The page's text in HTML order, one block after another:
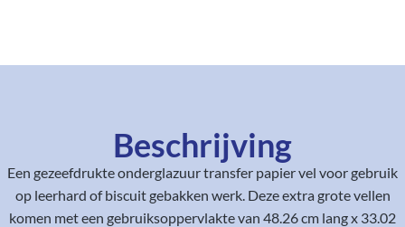
Beschrijving
Een gezeefdrukte onderglazuur transfer papier vel voor gebruik
op leerhard of biscuit gebakken werk. Deze extra grote vellen
komen met een gebruiksoppervlakte van 48.26 cm lang x 33.02